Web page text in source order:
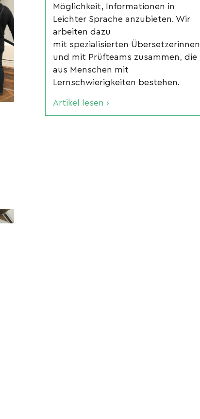
Möglichkeit, Informationen in
Leichter Sprache anzubieten. Wir
arbeiten dazu
mit spezialisierten Übersetzerinnen
und mit Prüfteams zusammen, die
aus Menschen mit
Lernschwierigkeiten bestehen.
Artikel lesen ›